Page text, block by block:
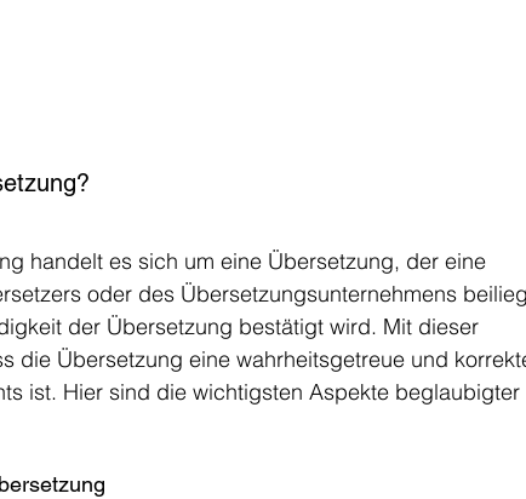
handelt es sich um eine Übersetzung, der eine
oder des Übersetzungsunternehmens
der Übersetzung bestätigt wird. Mit dieser
die Übersetzung eine wahrheitsgetreue und
ist. Hier sind die wichtigsten Aspekte beglaubigter